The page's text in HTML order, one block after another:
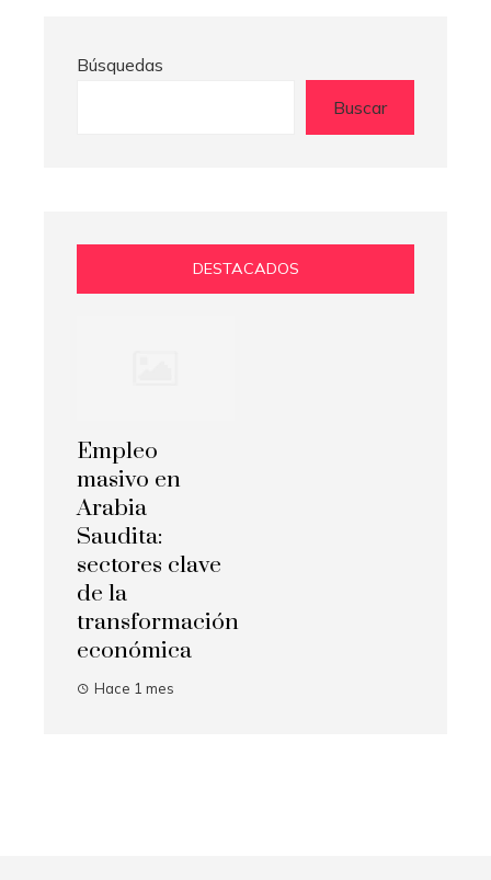
Búsquedas
Buscar
DESTACADOS
Empleo
masivo en
Arabia
Saudita:
sectores clave
de la
transformación
económica
Hace 1 mes